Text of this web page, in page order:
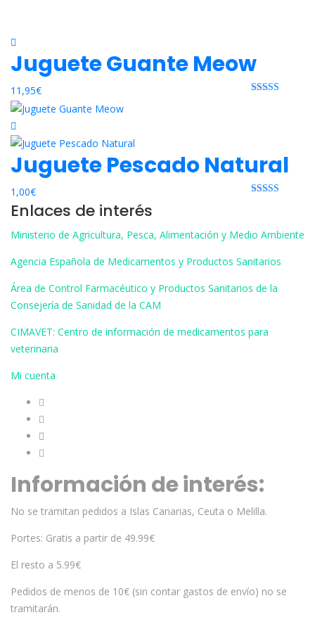
Juguete Guante Meow
11,95€
Juguete Pescado Natural
1,00€
Enlaces de interés
Ministerio de Agricultura, Pesca, Alimentación y Medio Ambiente
Agencia Española de Medicamentos y Productos Sanitarios
Área de Control Farmacéutico y Productos Sanitarios de la
Consejería de Sanidad de la CAM
CIMAVET: Centro de información de medicamentos para
veterinaria
Mi cuenta
Información de interés:
No se tramitan pedidos a Islas Canarias, Ceuta o Melilla.
Portes: Gratis a partir de 49.99€
El resto a 5.99€
Pedidos de menos de 10€ (sin contar gastos de envío) no se
tramitarán.